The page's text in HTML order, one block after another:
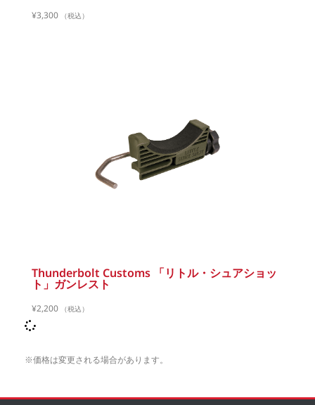
¥3,300 （税込）
Thunderbolt Customs 「リトル・シュアショッ
ト」ガンレスト
¥2,200 （税込）
※価格は変更される場合があります。